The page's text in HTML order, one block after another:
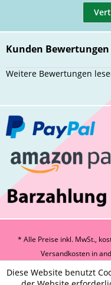
Kunden Bewertungen
Weitere Bewertungen
* Alle Preise inkl. MwSt.,
Versandkosten in
Diese Website benutzt